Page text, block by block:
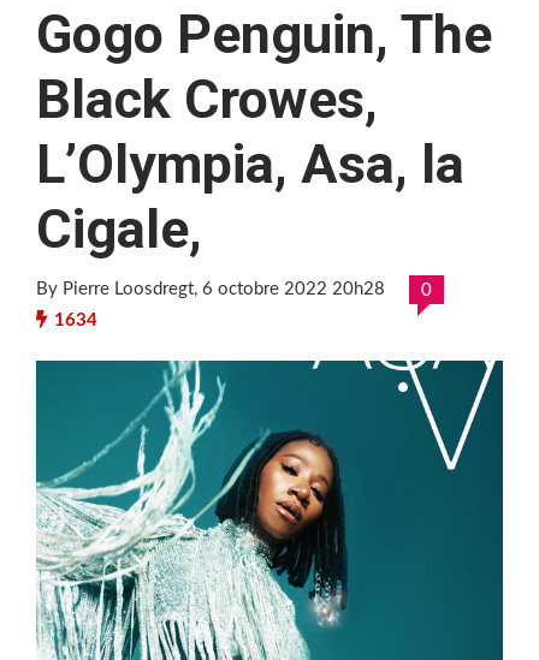
Gogo Penguin, The
Black Crowes,
L’Olympia, Asa, la
Cigale,
By Pierre Loosdregt, 6 octobre 2022 20h28
0
1634